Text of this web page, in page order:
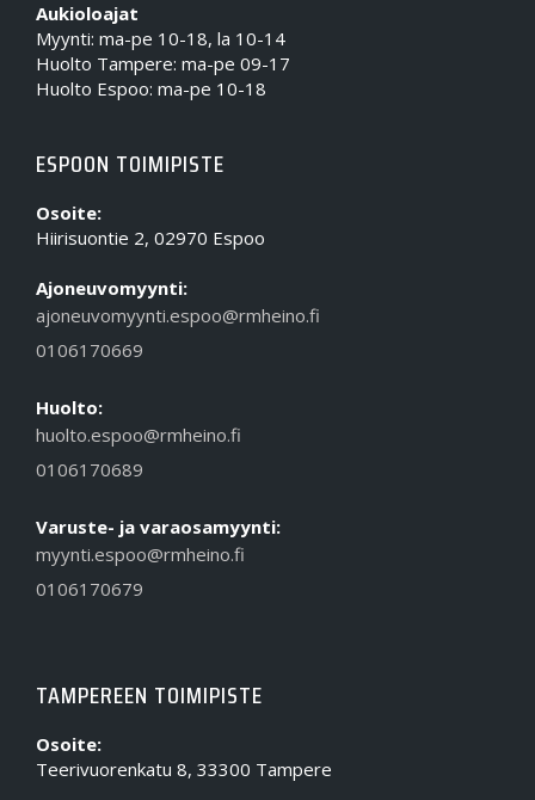
Aukioloajat
Myynti: ma-pe 10-18, la 10-14
Huolto Tampere: ma-pe 09-17
Huolto Espoo: ma-pe 10-18
ESPOON TOIMIPISTE
Osoite:
Hiirisuontie 2, 02970 Espoo
Ajoneuvomyynti:
ajoneuvomyynti.espoo@rmheino.fi
0106170669
Huolto:
huolto.espoo@rmheino.fi
0106170689
Varuste- ja varaosamyynti:
myynti.espoo@rmheino.fi
0106170679
TAMPEREEN TOIMIPISTE
Osoite:
Teerivuorenkatu 8, 33300 Tampere